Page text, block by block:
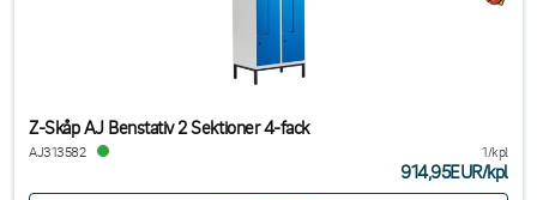
Z-Skåp AJ Benstativ 2 Sektioner 4-fack
AJ313582 1/kpl
914,95EUR/kpl